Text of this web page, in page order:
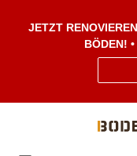
JETZT
BÖDEN!